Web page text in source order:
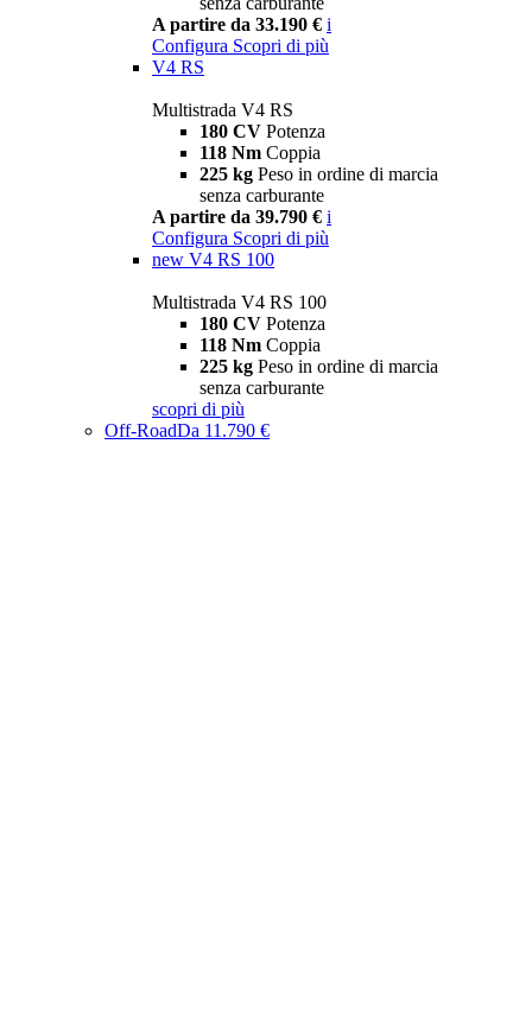
A partire da 33.190 € i
Configura Scopri di più
V4 RS
Multistrada V4 RS
180 CV Potenza
118 Nm Coppia
225 kg Peso in ordine di marcia
senza carburante
A partire da 39.790 € i
Configura Scopri di più
new V4 RS 100
Multistrada V4 RS 100
180 CV Potenza
118 Nm Coppia
225 kg Peso in ordine di marcia
senza carburante
scopri di più
Off-RoadDa 11.790 €